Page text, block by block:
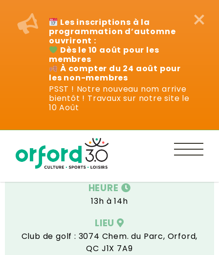
×
Les inscriptions à la
programmation d’automne
ouvriront :
Dès le 10 août pour les
membres
À compter du 24 août pour
les non-membres
PSST ! Notre nouveau nom arrive
bientôt ! Travaux sur notre site le
10 Août
DATE
9 avril au 11 juin
HEURE
13h à 14h
LIEU
Club de golf : 3074 Chem. du Parc, Orford,
QC J1X 7A9